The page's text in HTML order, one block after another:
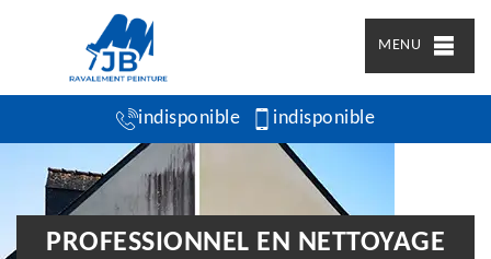
MENU
indisponible indisponible
PROFESSIONNEL EN NETTOYAGE